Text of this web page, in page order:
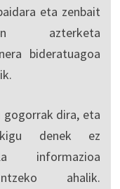
eta zenbait
azterketa
bideratuagoa
gogorrak dira, eta
denek ez
informazioa
ahalik.